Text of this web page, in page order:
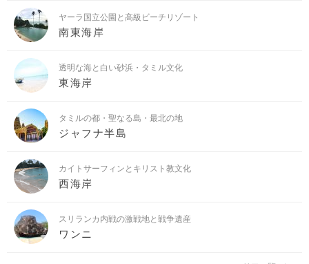
ヤーラ国立公園と高級ビーチリゾート
南東海岸
透明な海と白い砂浜・タミル文化
東海岸
タミルの都・聖なる島・最北の地
ジャフナ半島
カイトサーフィンとキリスト教文化
西海岸
スリランカ内戦の激戦地と戦争遺産
ワンニ